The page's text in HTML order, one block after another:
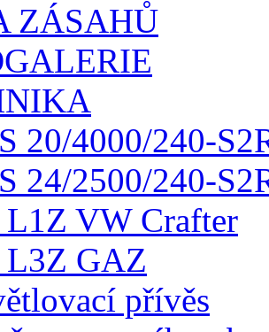
ZÁSAHŮ
20/4000/240-
24/2500/240-
VW Crafter
GAZ
přívěs